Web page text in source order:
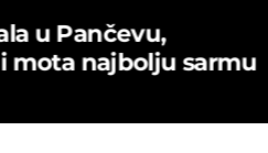
u Pančevu,
mota najbolju sarmu